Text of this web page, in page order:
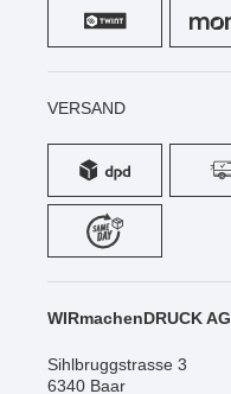
VERSAND
WIRmachenDRUCK AG
Sihlbruggstrasse 3
6340 Baar